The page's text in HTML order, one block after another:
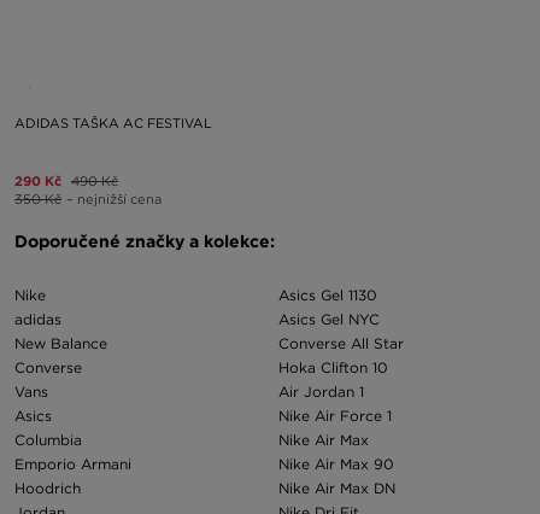
ADIDAS TAŠKA AC FESTIVAL
290 Kč 490 Kč
350 Kč – nejnižší cena
Doporučené značky a kolekce:
Nike
adidas
New Balance
Converse
Vans
Asics
Columbia
Emporio Armani
Hoodrich
Asics Gel 1130
Asics Gel NYC
Converse All Star
Hoka Clifton 10
Air Jordan 1
Nike Air Force 1
Nike Air Max
Nike Air Max 90
Nike Air Max DN